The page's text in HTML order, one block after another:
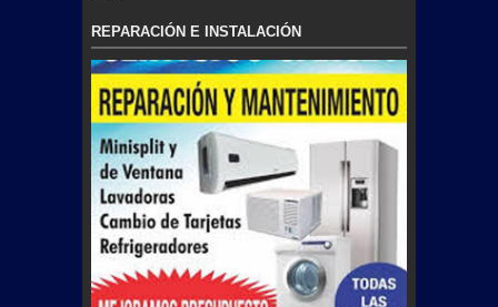
REPARACIÓN E INSTALACIÓN